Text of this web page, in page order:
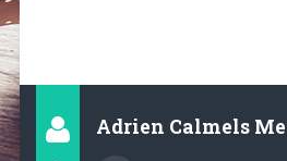
Adrien Calmels